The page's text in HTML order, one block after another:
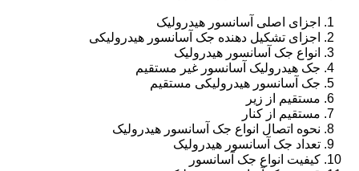
اجزای اصلی آسانسور هیدرولیک
اجزای تشکیل دهنده جک آسانسور هیدرولیکی
انواع جک آسانسور هیدرولیک
جک هیدرولیک آسانسور غیر مستقیم
جک آسانسور هیدرولیکی مستقیم
مستقیم از زیر
مستقیم از کنار
نحوه اتصال انواع جک آسانسور هیدرولیک
تعداد جک آسانسور هیدرولیک
کیفیت انواع جک آسانسور